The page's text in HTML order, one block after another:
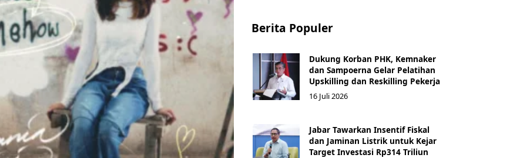
Berita Populer
Dukung Korban PHK, Kemnaker
dan Sampoerna Gelar Pelatihan
Upskilling dan Reskilling Pekerja
16 Juli 2026
Jabar Tawarkan Insentif Fiskal
dan Jaminan Listrik untuk Kejar
Target Investasi Rp314 Triliun